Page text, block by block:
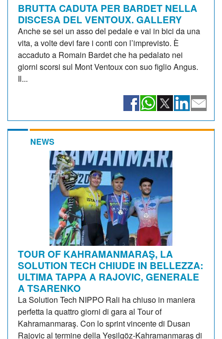
BRUTTA CADUTA PER BARDET NELLA
DISCESA DEL VENTOUX. GALLERY
Anche se sei un asso del pedale e vai in bici da una
vita, a volte devi fare i conti con l’imprevisto. È
accaduto a Romain Bardet che ha pedalato nei
giorni scorsi sul Mont Ventoux con suo figlio Angus.
Il...
NEWS
TOUR OF KAHRAMANMARAŞ, LA
SOLUTION TECH CHIUDE IN BELLEZZA:
ULTIMA TAPPA A RAJOVIC, GENERALE
A TSARENKO
La Solution Tech NIPPO Rali ha chiuso in maniera
perfetta la quattro giorni di gara al Tour of
Kahramanmaraş. Con lo sprint vincente di Dusan
Rajovic al termine della Yeşilgöz-Kahramanmaraş di